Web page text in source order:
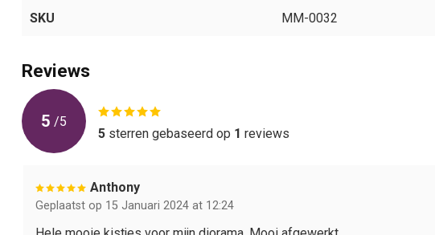
SKU MM-0032
Reviews
5 /5
5 sterren gebaseerd op 1 reviews
Anthony
Geplaatst op 15 Januari 2024 at 12:24